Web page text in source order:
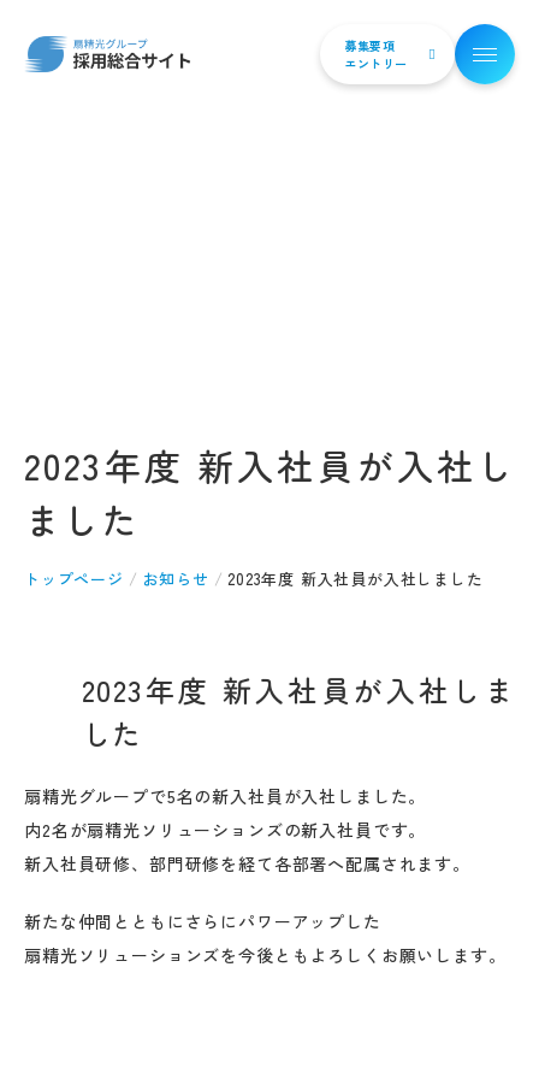
募集要項
エントリー
2023年度 新入社員が入社し
ました
トップページ お知らせ 2023年度 新入社員が入社しました
2023年度 新入社員が入社しま
した
扇精光グループで5名の新入社員が入社しました。
内2名が扇精光ソリューションズの新入社員です。
新入社員研修、部門研修を経て各部署へ配属されます。
新たな仲間とともにさらにパワーアップした
扇精光ソリューションズを今後ともよろしくお願いします。